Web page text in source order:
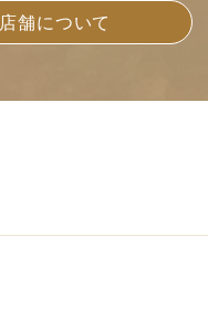
舗について